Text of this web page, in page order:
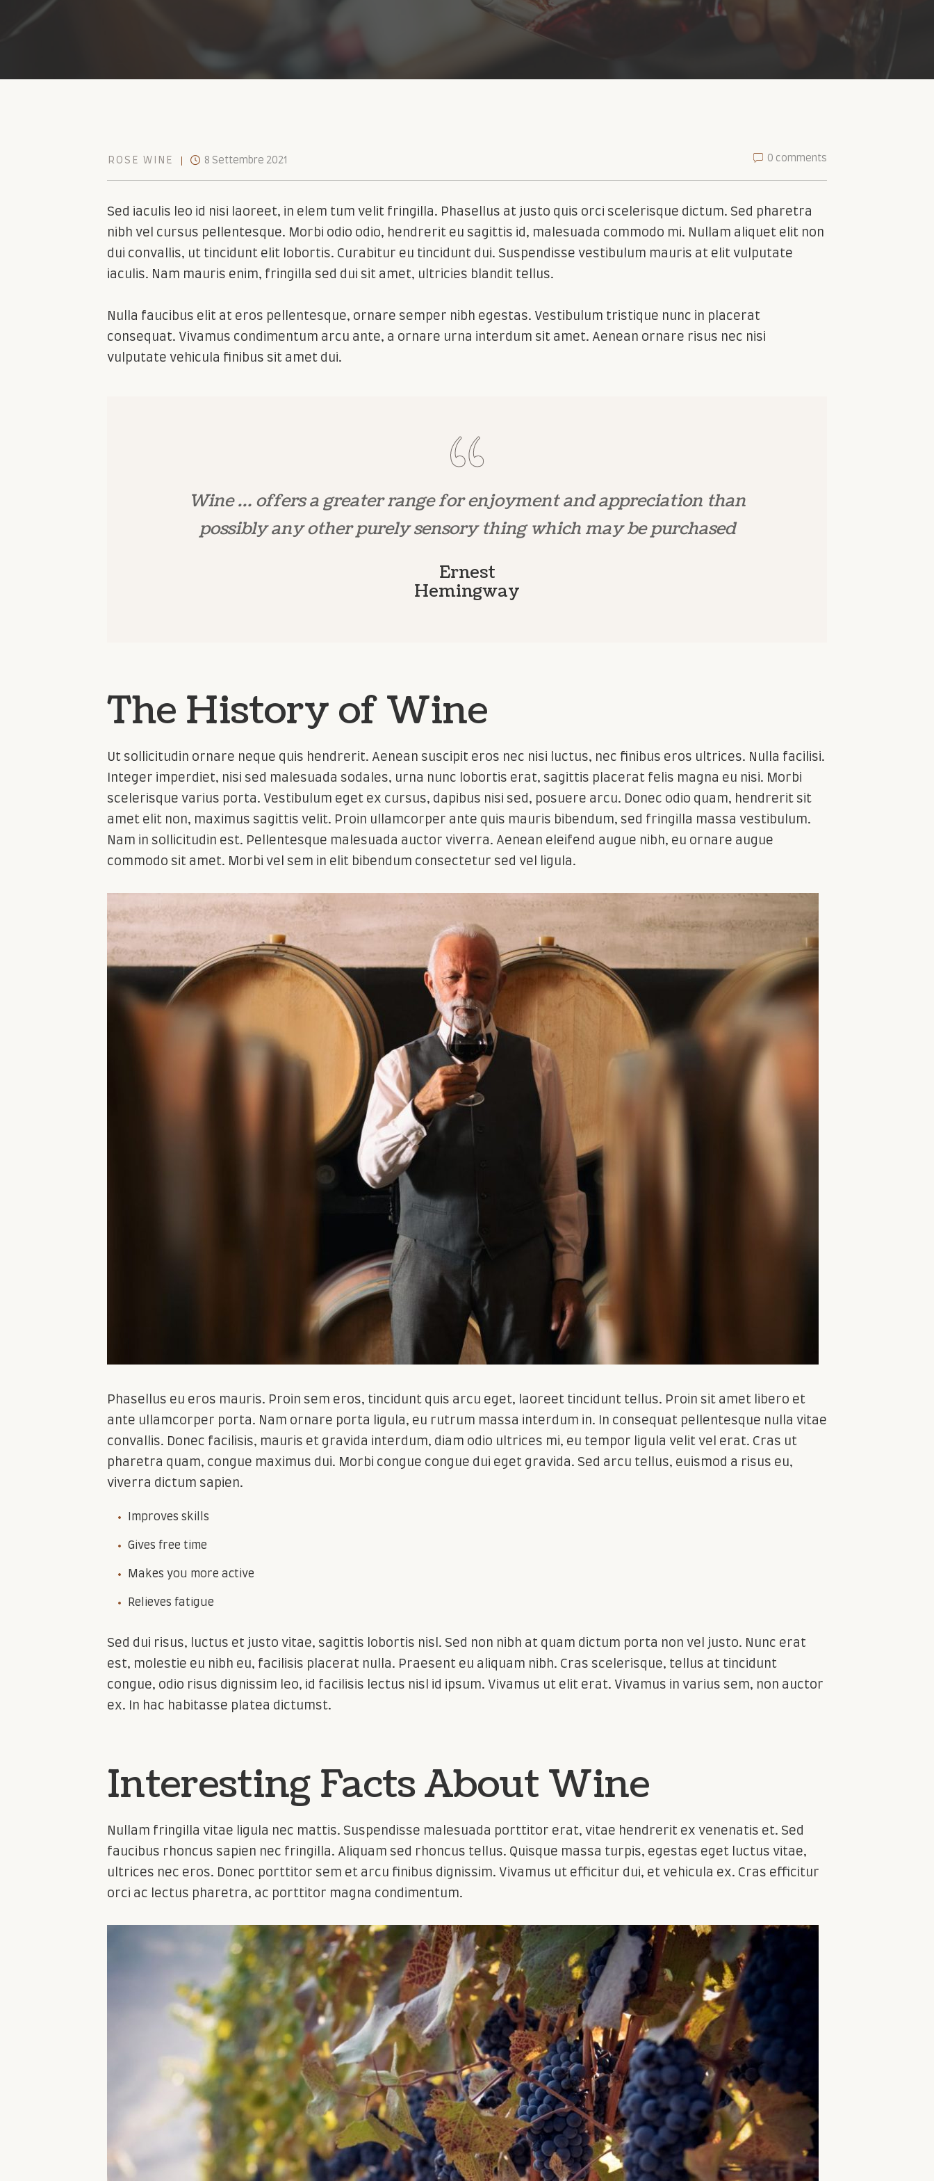
ROSE WINE 8 Settembre 2021 0 comments
Sed iaculis leo id nisi laoreet, in elem tum velit fringilla. Phasellus at justo quis orci scelerisque dictum. Sed pharetra
nibh vel cursus pellentesque. Morbi odio odio, hendrerit eu sagittis id, malesuada commodo mi. Nullam aliquet elit non
dui convallis, ut tincidunt elit lobortis. Curabitur eu tincidunt dui. Suspendisse vestibulum mauris at elit vulputate
iaculis. Nam mauris enim, fringilla sed dui sit amet, ultricies blandit tellus.
Nulla faucibus elit at eros pellentesque, ornare semper nibh egestas. Vestibulum tristique nunc in placerat
consequat. Vivamus condimentum arcu ante, a ornare urna interdum sit amet. Aenean ornare risus nec nisi
vulputate vehicula finibus sit amet dui.
Wine … offers a greater range for enjoyment and appreciation than
possibly any other purely sensory thing which may be purchased
Ernest
Hemingway
The History of Wine
Ut sollicitudin ornare neque quis hendrerit. Aenean suscipit eros nec nisi luctus, nec finibus eros ultrices. Nulla facilisi.
Integer imperdiet, nisi sed malesuada sodales, urna nunc lobortis erat, sagittis placerat felis magna eu nisi. Morbi
scelerisque varius porta. Vestibulum eget ex cursus, dapibus nisi sed, posuere arcu. Donec odio quam, hendrerit sit
amet elit non, maximus sagittis velit. Proin ullamcorper ante quis mauris bibendum, sed fringilla massa vestibulum.
Nam in sollicitudin est. Pellentesque malesuada auctor viverra. Aenean eleifend augue nibh, eu ornare augue
commodo sit amet. Morbi vel sem in elit bibendum consectetur sed vel ligula.
Phasellus eu eros mauris. Proin sem eros, tincidunt quis arcu eget, laoreet tincidunt tellus. Proin sit amet libero et
ante ullamcorper porta. Nam ornare porta ligula, eu rutrum massa interdum in. In consequat pellentesque nulla vitae
convallis. Donec facilisis, mauris et gravida interdum, diam odio ultrices mi, eu tempor ligula velit vel erat. Cras ut
pharetra quam, congue maximus dui. Morbi congue congue dui eget gravida. Sed arcu tellus, euismod a risus eu,
viverra dictum sapien.
Improves skills
Gives free time
Makes you more active
Relieves fatigue
Sed dui risus, luctus et justo vitae, sagittis lobortis nisl. Sed non nibh at quam dictum porta non vel justo. Nunc erat
est, molestie eu nibh eu, facilisis placerat nulla. Praesent eu aliquam nibh. Cras scelerisque, tellus at tincidunt
congue, odio risus dignissim leo, id facilisis lectus nisl id ipsum. Vivamus ut elit erat. Vivamus in varius sem, non auctor
ex. In hac habitasse platea dictumst.
Interesting Facts About Wine
Nullam fringilla vitae ligula nec mattis. Suspendisse malesuada porttitor erat, vitae hendrerit ex venenatis et. Sed
faucibus rhoncus sapien nec fringilla. Aliquam sed rhoncus tellus. Quisque massa turpis, egestas eget luctus vitae,
ultrices nec eros. Donec porttitor sem et arcu finibus dignissim. Vivamus ut efficitur dui, et vehicula ex. Cras efficitur
orci ac lectus pharetra, ac porttitor magna condimentum.